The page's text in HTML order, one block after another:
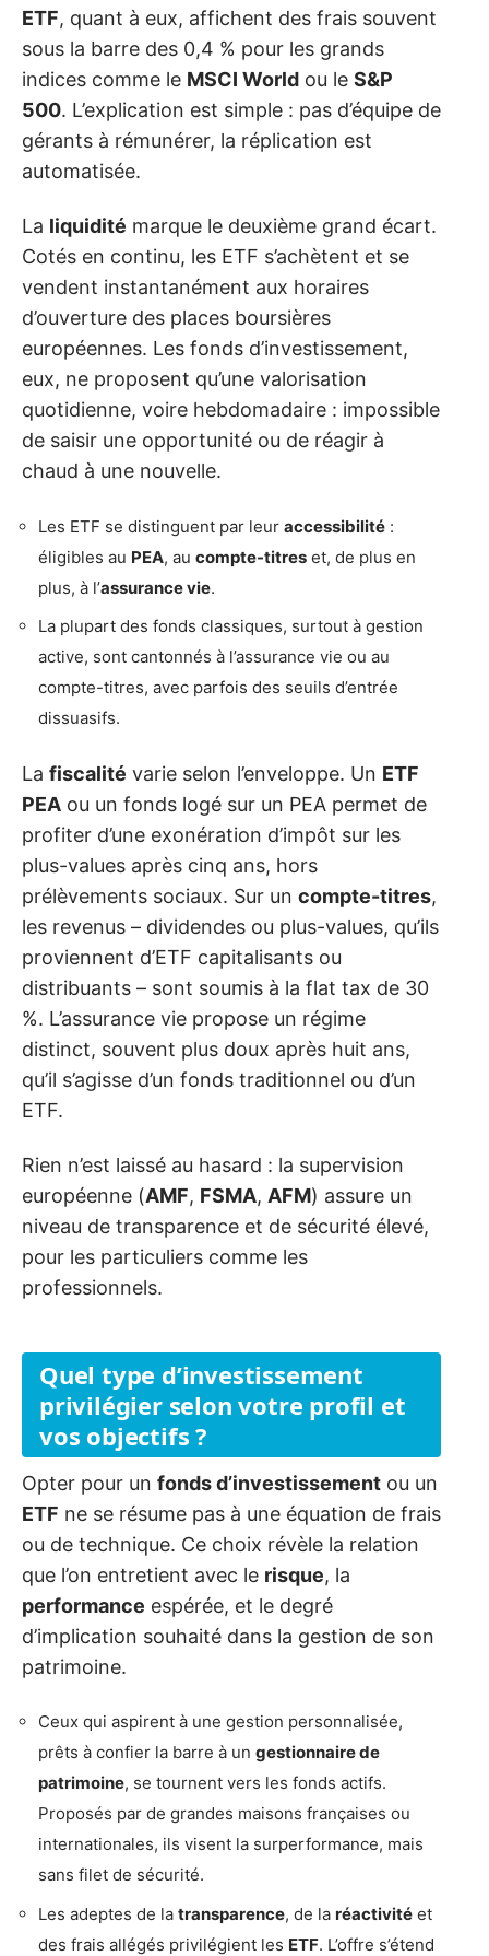
ETF, quant à eux, affichent des frais souvent
sous la barre des 0,4 % pour les grands
indices comme le MSCI World ou le S&P
500. L’explication est simple : pas d’équipe de
gérants à rémunérer, la réplication est
automatisée.
La liquidité marque le deuxième grand écart.
Cotés en continu, les ETF s’achètent et se
vendent instantanément aux horaires
d’ouverture des places boursières
européennes. Les fonds d’investissement,
eux, ne proposent qu’une valorisation
quotidienne, voire hebdomadaire : impossible
de saisir une opportunité ou de réagir à
chaud à une nouvelle.
Les ETF se distinguent par leur accessibilité :
éligibles au PEA, au compte-titres et, de plus en
plus, à l’assurance vie.
La plupart des fonds classiques, surtout à gestion
active, sont cantonnés à l’assurance vie ou au
compte-titres, avec parfois des seuils d’entrée
dissuasifs.
La fiscalité varie selon l’enveloppe. Un ETF
PEA ou un fonds logé sur un PEA permet de
profiter d’une exonération d’impôt sur les
plus-values après cinq ans, hors
prélèvements sociaux. Sur un compte-titres,
les revenus – dividendes ou plus-values, qu’ils
proviennent d’ETF capitalisants ou
distribuants – sont soumis à la flat tax de 30
%. L’assurance vie propose un régime
distinct, souvent plus doux après huit ans,
qu’il s’agisse d’un fonds traditionnel ou d’un
ETF.
Rien n’est laissé au hasard : la supervision
européenne (AMF, FSMA, AFM) assure un
niveau de transparence et de sécurité élevé,
pour les particuliers comme les
professionnels.
Quel type d’investissement
privilégier selon votre profil et
vos objectifs ?
Opter pour un fonds d’investissement ou un
ETF ne se résume pas à une équation de frais
ou de technique. Ce choix révèle la relation
que l’on entretient avec le risque, la
performance espérée, et le degré
d’implication souhaité dans la gestion de son
patrimoine.
Ceux qui aspirent à une gestion personnalisée,
prêts à confier la barre à un gestionnaire de
patrimoine, se tournent vers les fonds actifs.
Proposés par de grandes maisons françaises ou
internationales, ils visent la surperformance, mais
sans filet de sécurité.
Les adeptes de la transparence, de la réactivité et
des frais allégés privilégient les ETF. L’offre s’étend